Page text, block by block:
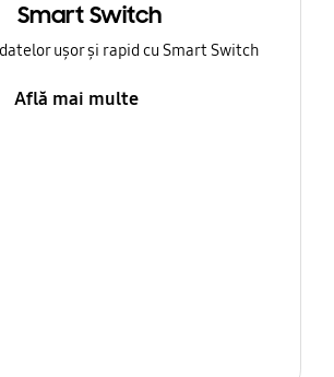
Smart Switch
ușor și rapid cu Smart Switch
Află mai multe